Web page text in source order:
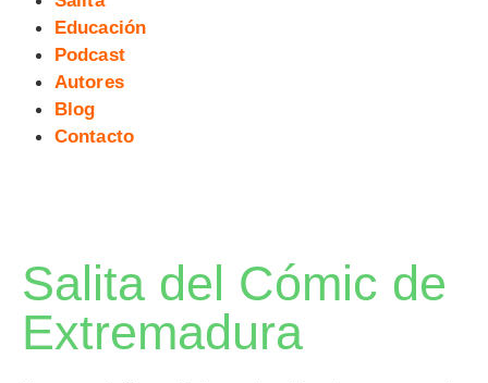
Educación
Podcast
Autores
Blog
Contacto
Salita del Cómic de
Extremadura